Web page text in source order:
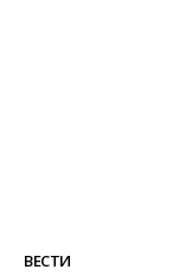
ВЕСТИ